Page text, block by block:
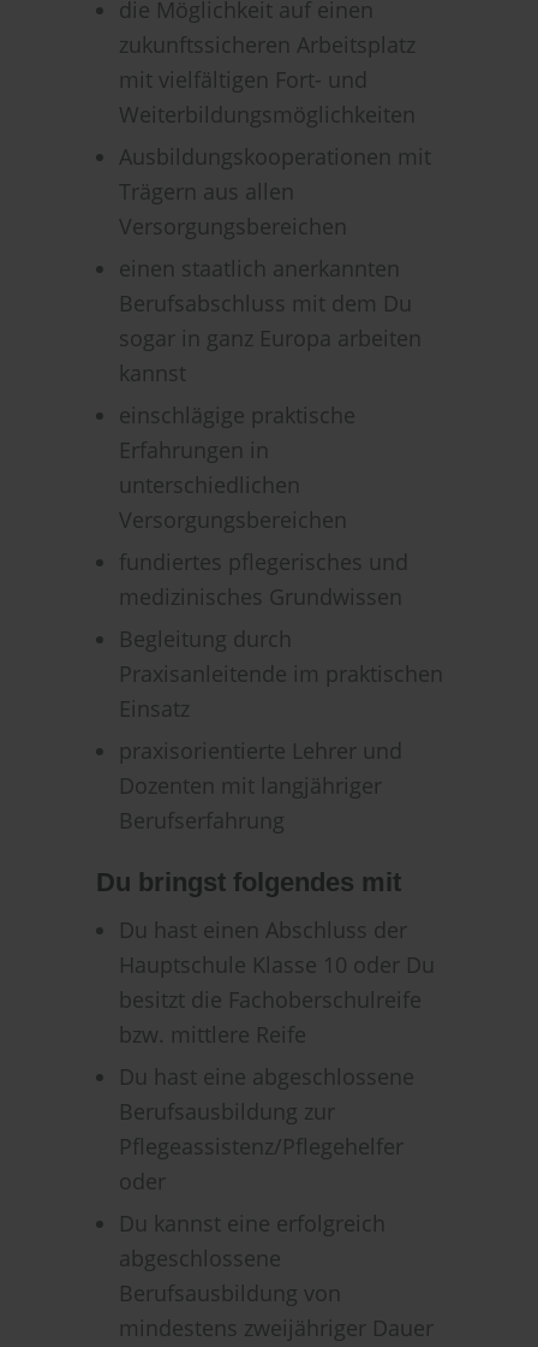
die Möglichkeit auf einen
zukunftssicheren Arbeitsplatz
mit vielfältigen Fort- und
Weiterbildungsmöglichkeiten
Ausbildungskooperationen mit
Trägern aus allen
Versorgungsbereichen
einen staatlich anerkannten
Berufsabschluss mit dem Du
sogar in ganz Europa arbeiten
kannst
einschlägige praktische
Erfahrungen in
unterschiedlichen
Versorgungsbereichen
fundiertes pflegerisches und
medizinisches Grundwissen
Begleitung durch
Praxisanleitende im praktischen
Einsatz
praxisorientierte Lehrer und
Dozenten mit langjähriger
Berufserfahrung
Du bringst folgendes mit
Du hast einen Abschluss der
Hauptschule Klasse 10 oder Du
besitzt die Fachoberschulreife
bzw. mittlere Reife
Du hast eine abgeschlossene
Berufsausbildung zur
Pflegeassistenz/Pflegehelfer
oder
Du kannst eine erfolgreich
abgeschlossene
Berufsausbildung von
mindestens zweijähriger Dauer